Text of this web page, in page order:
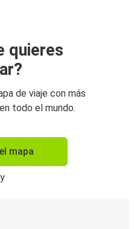
quieres
de viaje con más
todo el mundo.
mapa